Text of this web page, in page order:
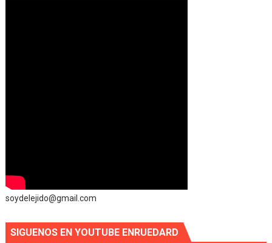
soydelejido@gmail.com
SIGUENOS EN YOUTUBE ENRUEDARD